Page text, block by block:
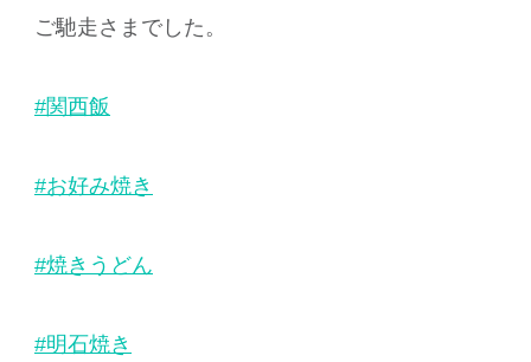
ご馳走さまでした。
#関西飯
#お好み焼き
#焼きうどん
#明石焼き